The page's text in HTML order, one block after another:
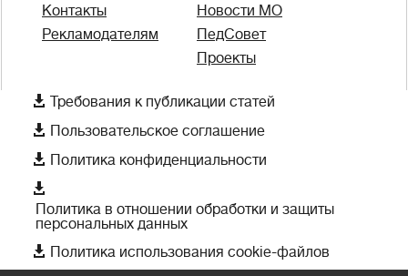
Контакты
Рекламодателям
Новости МО
ПедСовет
Проекты
 Требования к публикации статей
 Пользовательское соглашение
 Политика конфиденциальности

Политика в отношении обработки и защиты
персональных данных
 Политика использования cookie-файлов